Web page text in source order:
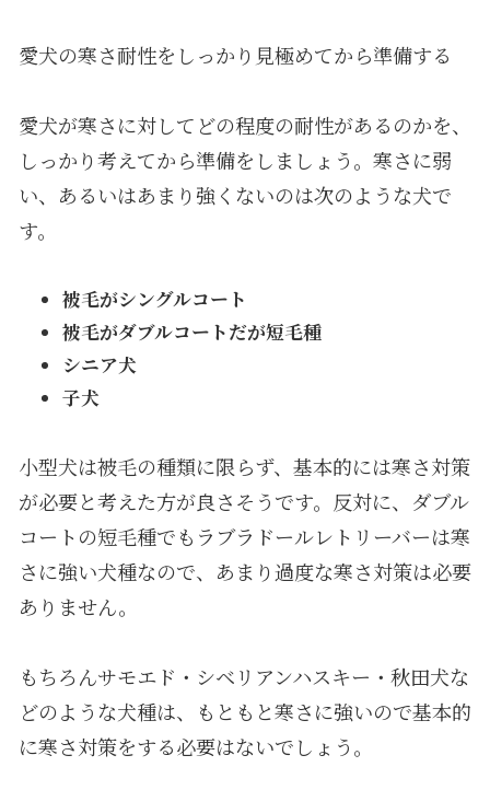
愛犬の寒さ耐性をしっかり見極めてから準備する
愛犬が寒さに対してどの程度の耐性があるのかを、
しっかり考えてから準備をしましょう。寒さに弱
い、あるいはあまり強くないのは次のような犬で
す。
被毛がシングルコート
被毛がダブルコートだが短毛種
シニア犬
子犬
小型犬は被毛の種類に限らず、基本的には寒さ対策
が必要と考えた方が良さそうです。反対に、ダブル
コートの短毛種でもラブラドールレトリーバーは寒
さに強い犬種なので、あまり過度な寒さ対策は必要
ありません。
もちろんサモエド・シベリアンハスキー・秋田犬な
どのような犬種は、もともと寒さに強いので基本的
に寒さ対策をする必要はないでしょう。